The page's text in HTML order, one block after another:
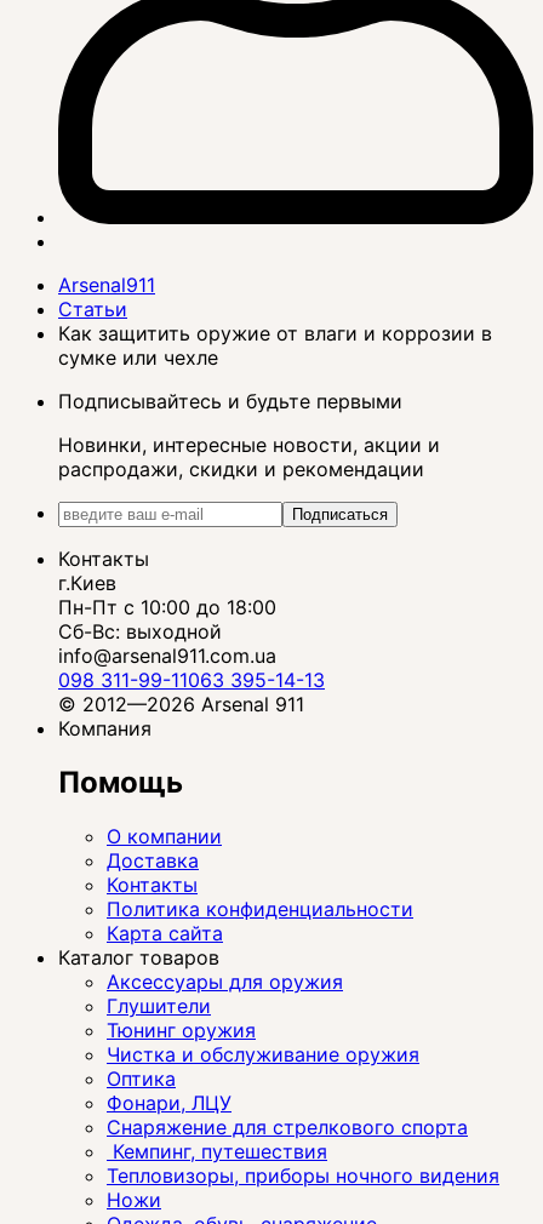
Arsenal911
Статьи
Как защитить оружие от влаги и коррозии в
сумке или чехле
Подписывайтесь и будьте первыми
Новинки, интересные новости, акции и
распродажи, скидки и рекомендации
Подписаться
Контакты
г.Киев
Пн-Пт с 10:00 до 18:00
Сб-Вс: выходной
info@arsenal911.com.ua
098 311-99-11063 395-14-13
© 2012—2026 Arsenal 911
Компания
Помощь
О компании
Доставка
Контакты
Политика конфиденциальности
Карта сайта
Каталог товаров
Аксессуары для оружия
Глушители
Тюнинг оружия
Чистка и обслуживание оружия
Оптика
Фонари, ЛЦУ
Снаряжение для стрелкового спорта
Кемпинг, путешествия
Тепловизоры, приборы ночного видения
Ножи